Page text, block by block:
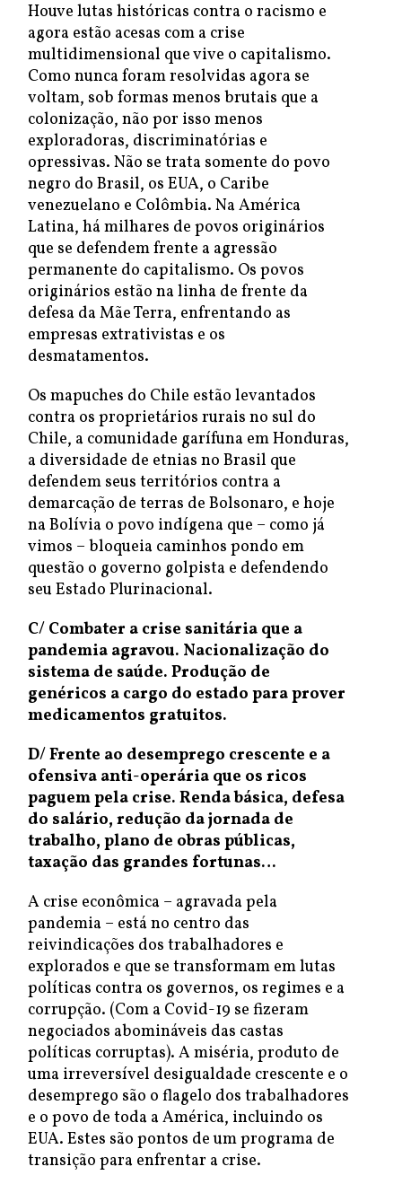
Houve lutas históricas contra o racismo e
agora estão acesas com a crise
multidimensional que vive o capitalismo.
Como nunca foram resolvidas agora se
voltam, sob formas menos brutais que a
colonização, não por isso menos
exploradoras, discriminatórias e
opressivas. Não se trata somente do povo
negro do Brasil, os EUA, o Caribe
venezuelano e Colômbia. Na América
Latina, há milhares de povos originários
que se defendem frente a agressão
permanente do capitalismo. Os povos
originários estão na linha de frente da
defesa da Mãe Terra, enfrentando as
empresas extrativistas e os
desmatamentos.
Os mapuches do Chile estão levantados
contra os proprietários rurais no sul do
Chile, a comunidade garífuna em Honduras,
a diversidade de etnias no Brasil que
defendem seus territórios contra a
demarcação de terras de Bolsonaro, e hoje
na Bolívia o povo indígena que – como já
vimos – bloqueia caminhos pondo em
questão o governo golpista e defendendo
seu Estado Plurinacional.
C/ Combater a crise sanitária que a
pandemia agravou. Nacionalização do
sistema de saúde. Produção de
genéricos a cargo do estado para prover
medicamentos gratuitos.
D/ Frente ao desemprego crescente e a
ofensiva anti-operária que os ricos
paguem pela crise. Renda básica, defesa
do salário, redução da jornada de
trabalho, plano de obras públicas,
taxação das grandes fortunas…
A crise econômica – agravada pela
pandemia – está no centro das
reivindicações dos trabalhadores e
explorados e que se transformam em lutas
políticas contra os governos, os regimes e a
corrupção. (Com a Covid-19 se fizeram
negociados abomináveis das castas
políticas corruptas). A miséria, produto de
uma irreversível desigualdade crescente e o
desemprego são o flagelo dos trabalhadores
e o povo de toda a América, incluindo os
EUA. Estes são pontos de um programa de
transição para enfrentar a crise.